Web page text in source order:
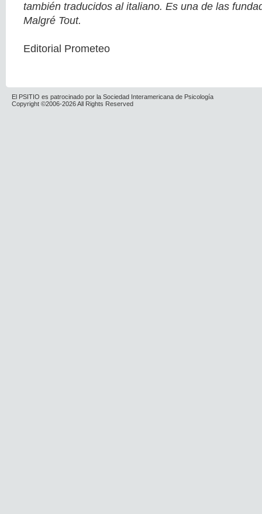
también traducidos al italiano. Es una de las
Malgré Tout.
Editorial Prometeo
El PSITIO es patrocinado por la Sociedad Interamericana de Psicología
Copyright ©2006-2026 All Rights Reserved